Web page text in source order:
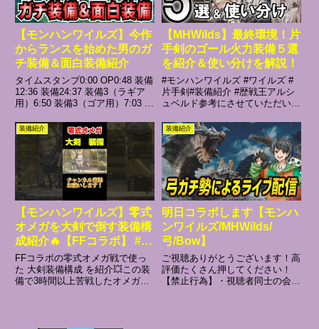
【モンハンワイルズ】今作
からランスを始めた男のガ
チ装備＆面白装備紹介
タイムスタンプ0:00 OP0:48 装備
12:36 装備24:37 装備3（ラギア
用）6:50 装備3（ゴア用）7:03 装
＿＿＿＿＿＿＿＿＿＿＿＿今作の
ランスは使ってて楽しい！これが
過去作ランスを触ってこな...
【MHWilds】最終環境！片
手剣のゴール火力装備５選
を紹介＆使い分けを解説！
#モンハンワイルズ #ワイルズ #
片手剣#装備紹介 #歴戦王アルシ
ュベルド参考にさせていただいた
m(*_ _)m
装備紹介
【モンハンワイルズ】零式
オメガを大剣で倒す装備構
成紹介🔥【FFコラボ】 #モ
ンハン #ワイルズ #オメガ
#shorts
FFコラボの零式オメガ戦で使っ
た 大剣装備構成 を紹介💥この装
備で3時間以上苦戦したオメガに
編動画で公開中！▶ チャンネル
装備紹介
明日コラボします【モンハ
ンワイルズ/MHWilds/
弓/Bow】
ご視聴ありがとうございます！高
評価たくさん押してください！
【禁止行為】・視聴者同士の会